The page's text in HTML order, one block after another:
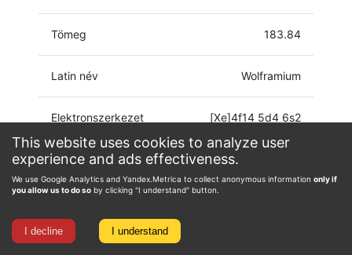
This website uses cookies to analyze user
experience and ads effectiveness.
We use Google Analytics and Yandex.Metrica to collect anonymous information only if
you allow us to do so by clicking "I understand" button.
I decline I understand
Tömeg 183.84
Latin név Wolframium
Elektronszerkezet [Xe]4f14 5d4 6s2
Oxidációs állapot
-4, -2, -1, 0, 1, 2, 3,
4, 5, 6